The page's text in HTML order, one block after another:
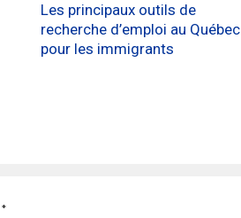
Les principaux outils de
recherche d’emploi au Québec
pour les immigrants
*